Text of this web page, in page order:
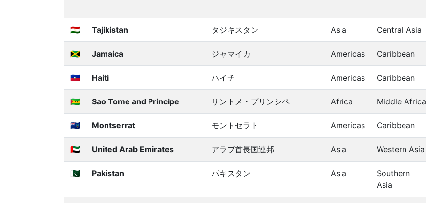
🇹🇯 Tajikistan タジキスタン Asia Central Asia
🇯🇲 Jamaica ジャマイカ Americas Caribbean
🇭🇹 Haiti ハイチ Americas Caribbean
🇸🇹 Sao Tome and Principe サントメ・プリンシペ Africa Middle Africa
🇲🇸 Montserrat モントセラト Americas Caribbean
🇦🇪 United Arab Emirates アラブ首長国連邦 Asia Western Asia
🇵🇰 Pakistan パキスタン Asia
Southern
Asia